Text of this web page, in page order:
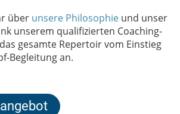
über unsere Philosophie und unser
unserem qualifizierten Coaching-
gesamte Repertoir vom Einstieg
Begleitung an.